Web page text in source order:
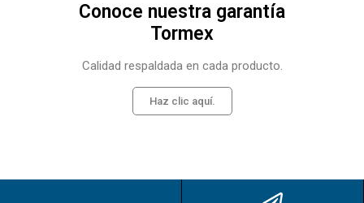
Conoce nuestra garantía
Tormex
Calidad respaldada en cada producto.
Haz clic aquí.